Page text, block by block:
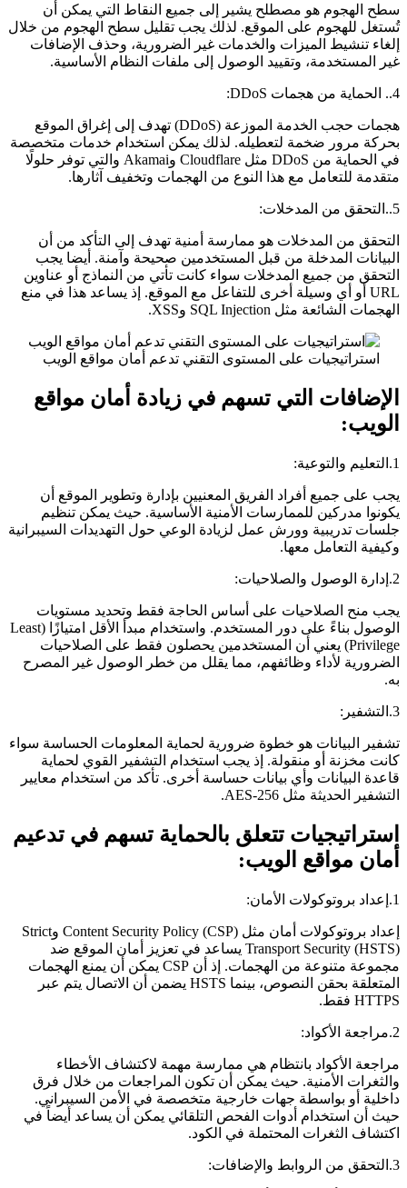
سطح الهجوم هو مصطلح يشير إلى جميع النقاط التي يمكن أن
تُستغل للهجوم على الموقع. لذلك يجب تقليل سطح الهجوم من خلال
إلغاء تنشيط الميزات والخدمات غير الضرورية، وحذف الإضافات
غير المستخدمة، وتقييد الوصول إلى ملفات النظام الأساسية.
4.. الحماية من هجمات DDoS:
هجمات حجب الخدمة الموزعة (DDoS) تهدف إلى إغراق الموقع
بحركة مرور ضخمة لتعطيله. لذلك يمكن استخدام خدمات متخصصة
في الحماية من DDoS مثل Cloudflare وAkamai والتي توفر حلولًا
متقدمة للتعامل مع هذا النوع من الهجمات وتخفيف آثارها.
5..التحقق من المدخلات:
التحقق من المدخلات هو ممارسة أمنية تهدف إلى التأكد من أن
البيانات المدخلة من قبل المستخدمين صحيحة وآمنة. أيضا يجب
التحقق من جميع المدخلات سواء كانت تأتي من النماذج أو عناوين
URL أو أي وسيلة أخرى للتفاعل مع الموقع. إذ يساعد هذا في منع
الهجمات الشائعة مثل SQL Injection وXSS.
استراتيجيات على المستوى التقني تدعم أمان مواقع الويب
الإضافات التي تسهم في زيادة أمان مواقع
الويب:
1.التعليم والتوعية:
يجب على جميع أفراد الفريق المعنيين بإدارة وتطوير الموقع أن
يكونوا مدركين للممارسات الأمنية الأساسية. حيث يمكن تنظيم
جلسات تدريبية وورش عمل لزيادة الوعي حول التهديدات السيبرانية
وكيفية التعامل معها.
2.إدارة الوصول والصلاحيات:
يجب منح الصلاحيات على أساس الحاجة فقط وتحديد مستويات
الوصول بناءً على دور المستخدم. واستخدام مبدأ الأقل امتيازًا (Least
Privilege) يعني أن المستخدمين يحصلون فقط على الصلاحيات
الضرورية لأداء وظائفهم، مما يقلل من خطر الوصول غير المصرح
به.
3.التشفير:
تشفير البيانات هو خطوة ضرورية لحماية المعلومات الحساسة سواء
كانت مخزنة أو منقولة. إذ يجب استخدام التشفير القوي لحماية
قاعدة البيانات وأي بيانات حساسة أخرى. تأكد من استخدام معايير
التشفير الحديثة مثل AES-256.
استراتيجيات تتعلق بالحماية تسهم في تدعيم
أمان مواقع الويب:
1.إعداد بروتوكولات الأمان:
إعداد بروتوكولات أمان مثل Content Security Policy (CSP) وStrict
Transport Security (HSTS) يساعد في تعزيز أمان الموقع ضد
مجموعة متنوعة من الهجمات. إذ أن CSP يمكن أن يمنع الهجمات
المتعلقة بحقن النصوص، بينما HSTS يضمن أن الاتصال يتم عبر
HTTPS فقط.
2.مراجعة الأكواد:
مراجعة الأكواد بانتظام هي ممارسة مهمة لاكتشاف الأخطاء
والثغرات الأمنية. حيث يمكن أن تكون المراجعات من خلال فرق
داخلية أو بواسطة جهات خارجية متخصصة في الأمن السيبراني.
حيث أن استخدام أدوات الفحص التلقائي يمكن أن يساعد أيضاً في
اكتشاف الثغرات المحتملة في الكود.
3.التحقق من الروابط والإضافات: